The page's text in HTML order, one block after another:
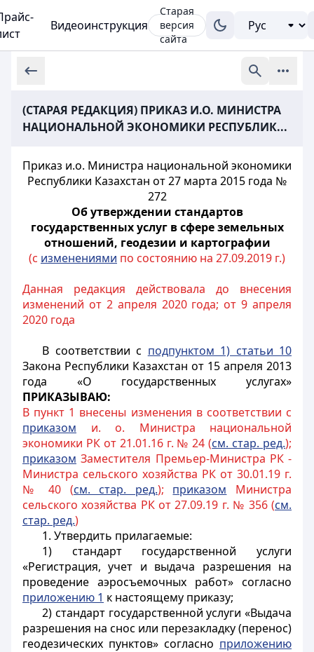
Видеоинструкция
Старая
версия
сайта
(СТАРАЯ РЕДАКЦИЯ) ПРИКАЗ И.О. МИНИСТРА
НАЦИОНАЛЬНОЙ ЭКОНОМИКИ РЕСПУБЛИК...
Приказ и.о. Министра национальной экономики
Республики Казахстан от 27 марта 2015 года №
272
Об утверждении стандартов
государственных услуг в сфере земельных
отношений, геодезии и картографии
(с изменениями по состоянию на 27.09.2019 г.)
Данная редакция действовала до внесения
изменений от 2 апреля 2020 года; от 9 апреля
2020 года
В соответствии с подпунктом 1) статьи 10
Закона Республики Казахстан от 15 апреля 2013
года «О государственных услугах»
ПРИКАЗЫВАЮ:
В пункт 1 внесены изменения в соответствии с
приказом и. о. Министра национальной
экономики РК от 21.01.16 г. № 24 (см. стар. ред.);
приказом Заместителя Премьер-Министра РК -
Министра сельского хозяйства РК от 30.01.19 г.
№ 40 (см. стар. ред.); приказом Министра
сельского хозяйства РК от 27.09.19 г. № 356 (см.
стар. ред.)
1. Утвердить прилагаемые:
1) стандарт государственной услуги
«Регистрация, учет и выдача разрешения на
проведение аэросъемочных работ» согласно
приложению 1 к настоящему приказу;
2) стандарт государственной услуги «Выдача
разрешения на снос или перезакладку (перенос)
геодезических пунктов» согласно приложению